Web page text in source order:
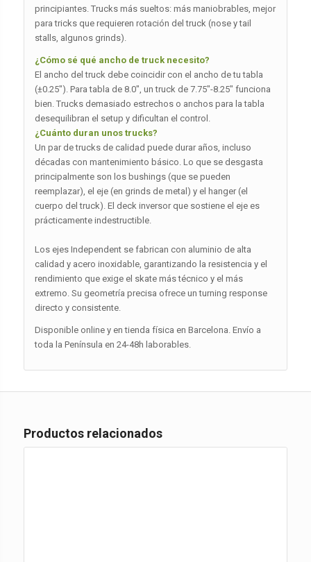
principiantes. Trucks más sueltos: más maniobrables, mejor
para tricks que requieren rotación del truck (nose y tail
stalls, algunos grinds).
¿Cómo sé qué ancho de truck necesito?
El ancho del truck debe coincidir con el ancho de tu tabla
(±0.25″). Para tabla de 8.0″, un truck de 7.75″-8.25″ funciona
bien. Trucks demasiado estrechos o anchos para la tabla
desequilibran el setup y dificultan el control.
¿Cuánto duran unos trucks?
Un par de trucks de calidad puede durar años, incluso
décadas con mantenimiento básico. Lo que se desgasta
principalmente son los bushings (que se pueden
reemplazar), el eje (en grinds de metal) y el hanger (el
cuerpo del truck). El deck inversor que sostiene el eje es
prácticamente indestructible.
Los ejes Independent se fabrican con aluminio de alta
calidad y acero inoxidable, garantizando la resistencia y el
rendimiento que exige el skate más técnico y el más
extremo. Su geometría precisa ofrece un turning response
directo y consistente.
Disponible online y en tienda física en Barcelona. Envío a
toda la Península en 24-48h laborables.
Productos relacionados